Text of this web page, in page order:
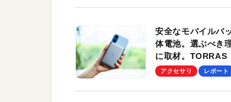
安全なモバイルバ
体電池。選ぶべき
に取材。
Pro」の実機レビ
アクセサリ レポート